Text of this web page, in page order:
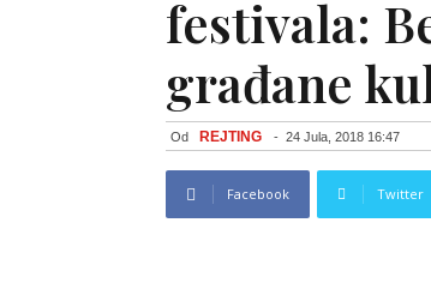
festivala:
građane
Od REJTING - 24 Jula, 2018 16:47
Facebook Twitter